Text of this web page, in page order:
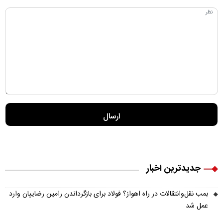
جدیدترین اخبار
بمب نقل‌وانتقالات در راه اهواز؟ فولاد برای بازگرداندن رامین رضاییان وارد
عمل شد